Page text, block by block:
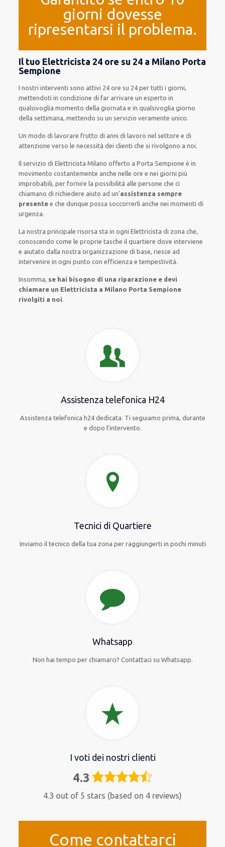
giorni dovesse
ripresentarsi il problema.
Il tuo Elettricista 24 ore su 24 a Milano Porta
Sempione
I nostri interventi sono attivi 24 ore su 24pertutti i giorni,
mettendoti in condizione di far arrivare unesperto in
qualsivoglia momento della giornata e inqualsivoglia giorno
della settimana, mettendo su un servizioveramente unico.
Un modo di lavorare frutto di anni di lavoro nel settore e di
attenzione verso le necessitàdei clienti che si rivolgono a noi.
Il servizio di Elettricista Milanoofferto a Porta Sempione èin
movimento costantemente anchenelle ore e nei giorni più
improbabili, perfornire la possibilità alle persone che ci
chiamano dirichiedere aiuto ad un’assistenza sempre
presente e chedunque possa soccorrerli anchenei momenti di
urgenza.
La nostra principale risorsa sta in ogni Elettricista di zona che,
conoscendo come le proprie tasche il quartiere dove interviene
e aiutato dalla nostra organizzazione di base, riesce ad
intervenire in ogni punto con efficienza e tempestività.
Insomma, se hai bisogno di una riparazione e devi
chiamare un Elettricista a Milano Porta Sempione
rivolgiti a noi.
Assistenza telefonica H24
Assistenza telefonica h24 dedicata. Ti seguiamo prima, durante
e dopo l’intervento.
Tecnici di Quartiere
Inviamo il tecnico della tua zona per raggiungerti in pochi minuti
Whatsapp
Non hai tempo per chiamarci? Contattaci su Whatsapp.
I voti dei nostri clienti
4.3 4,3
4.3 out of 5 stars (based on 4 reviews)
Come contattarci